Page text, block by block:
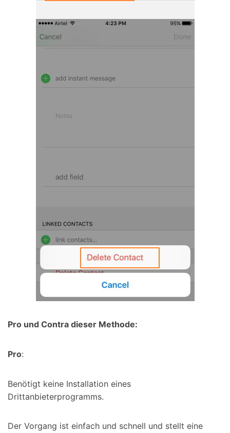
Pro und Contra dieser Methode:
Pro:
Benötigt keine Installation eines
Drittanbieterprogramms.
Der Vorgang ist einfach und schnell und stellt eine